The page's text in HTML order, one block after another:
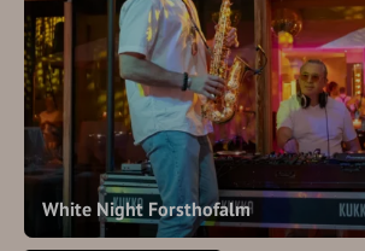
White Night Forsthofalm